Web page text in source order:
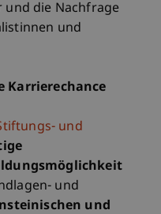
die Nachfrage
und
Karrierechance
und
und
und